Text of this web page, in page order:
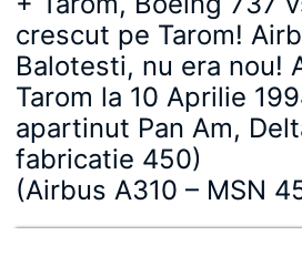
crescut pe Tarom!
Balotesti, nu era nou!
Tarom la 10 Aprilie
apartinut Pan Am,
fabricatie 450)
(Airbus A310 – MSN